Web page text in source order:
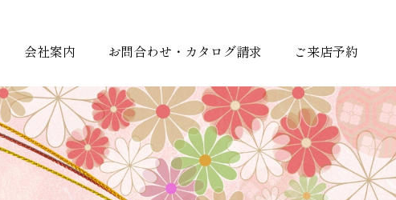
会社案内 お問合わせ・カタログ請求 ご来店予約